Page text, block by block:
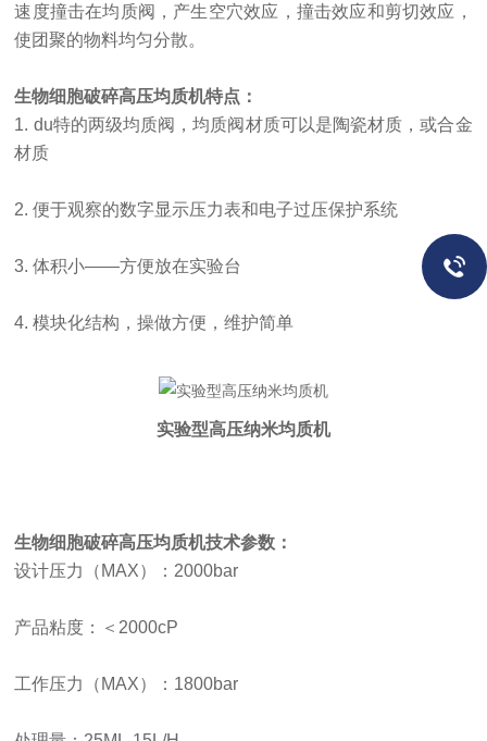
速度撞击在均质阀，产生空穴效应，撞击效应和剪切效应，
使团聚的物料均匀分散。
生物细胞破碎高压均质机特点：
1. du特的两级均质阀，均质阀材质可以是陶瓷材质，或合金
材质
2. 便于观察的数字显示压力表和电子过压保护系统
3. 体积小——方便放在实验台
4.模块化结构，操做方便，维护简单
实验型高压纳米均质机
生物细胞破碎高压均质机技术参数：
设计压力（ MAX）：2000bar
产品粘度：＜ 2000cP
工作压力（ MAX）：1800bar